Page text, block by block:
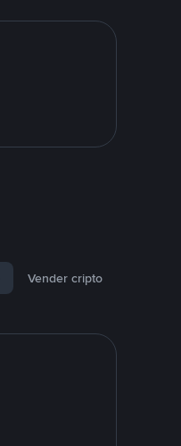
Vender cripto